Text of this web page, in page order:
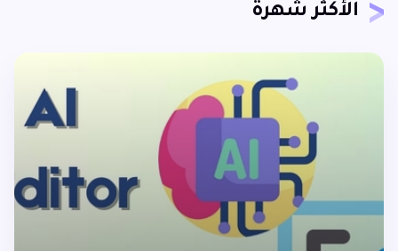
الأكثر شهرة